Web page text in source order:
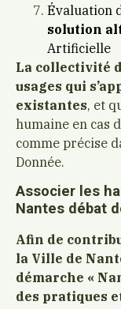
Évaluation
solution
Artificielle
La collectivité
usages qui
existantes, et
humaine en cas
comme précise
Donnée.
Associer les
Nantes débat
Afin de
la Ville de
démarche «
des pratiques